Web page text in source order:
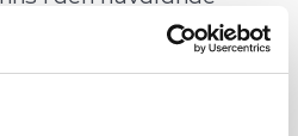
erbjuds till det
där. Vi förbehåller oss